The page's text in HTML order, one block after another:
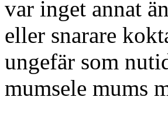
var inget annat
eller snarare
ungefär som
mumsele mums